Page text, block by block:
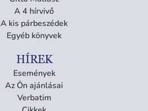
A 4 hírvivő
A kis párbeszédek
Egyéb könyvek
HÍREK
Események
Az Ön ajánlásai
Verbatim